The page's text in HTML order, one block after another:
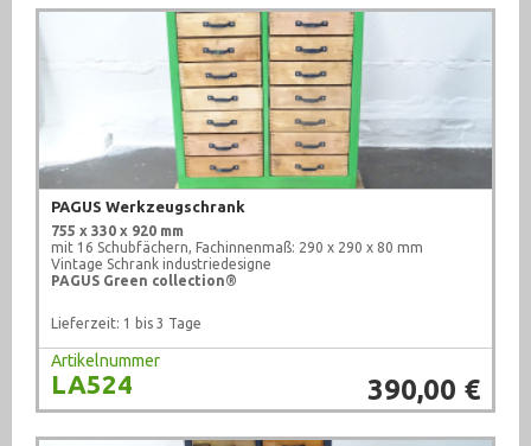
PAGUS Werkzeugschrank
755 x 330 x 920 mm
mit 16 Schubfächern, Fachinnenmaß: 290 x 290 x 80 mm
Vintage Schrank industriedesigne
PAGUS Green collection®
Lieferzeit: 1 bis 3 Tage
Artikelnummer
LA524 390,00 €